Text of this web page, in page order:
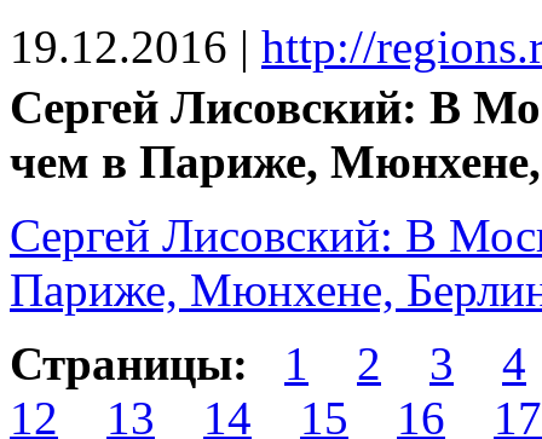
19.12.2016 | http://
Сергей Лисовский: В
чем в Париже,
Сергей Лисовский: В
Париже, Мюнхене,
Страницы:
1 2 3
4
12
13 14 15 16
17